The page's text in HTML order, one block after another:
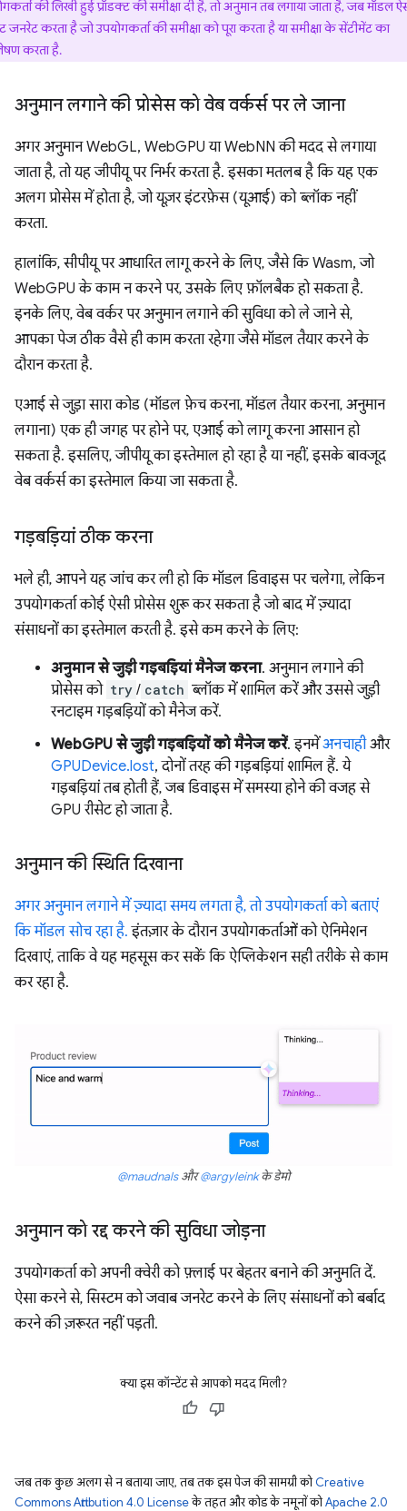
की लिखी हुई प्रॉडक्ट की समीक्षा दी है, तो अनुमान तब लगाया जाता है, जब मॉडल
जनरेट करता है जो उपयोगकर्ता की समीक्षा को पूरा करता है या समीक्षा के सेंटीमेंट का
करता है.
अनुमान लगाने की प्रोसेस को वेब वर्कर्स पर ले जाना
अगर अनुमान WebGL, WebGPU या WebNN की मदद से लगाया
जाता है, तो यह जीपीयू पर निर्भर करता है. इसका मतलब है कि यह एक
अलग प्रोसेस में होता है, जो यूज़र इंटरफ़ेस (यूआई) को ब्लॉक नहीं
करता.
हालांकि, सीपीयू पर आधारित लागू करने के लिए, जैसे कि Wasm, जो
WebGPU के काम न करने पर, उसके लिए फ़ॉलबैक हो सकता है.
इनके लिए, वेब वर्कर पर अनुमान लगाने की सुविधा को ले जाने से,
आपका पेज ठीक वैसे ही काम करता रहेगा जैसे मॉडल तैयार करने के
दौरान करता है.
एआई से जुड़ा सारा कोड (मॉडल फ़ेच करना, मॉडल तैयार करना, अनुमान
लगाना) एक ही जगह पर होने पर, एआई को लागू करना आसान हो
सकता है. इसलिए, जीपीयू का इस्तेमाल हो रहा है या नहीं, इसके बावजूद
वेब वर्कर्स का इस्तेमाल किया जा सकता है.
गड़बड़ियां ठीक करना
भले ही, आपने यह जांच कर ली हो कि मॉडल डिवाइस पर चलेगा, लेकिन
उपयोगकर्ता कोई ऐसी प्रोसेस शुरू कर सकता है जो बाद में ज़्यादा
संसाधनों का इस्तेमाल करती है. इसे कम करने के लिए:
अनुमान से जुड़ी गड़बड़ियां मैनेज करना. अनुमान लगाने की
प्रोसेस को try / catch ब्लॉक में शामिल करें और उससे जुड़ी
रनटाइम गड़बड़ियों को मैनेज करें.
WebGPU से जुड़ी गड़बड़ियों को मैनेज करें. इनमेंअनचाहीऔर
GPUDevice.lost, दोनों तरह की गड़बड़ियां शामिल हैं. ये
गड़बड़ियां तब होती हैं, जब डिवाइस में समस्या होने की वजह से
GPU रीसेट हो जाता है.
अनुमान की स्थिति दिखाना
अगर अनुमान लगाने में ज़्यादा समय लगता है, तो उपयोगकर्ता को बताएं
कि मॉडल सोच रहा है. इंतज़ार के दौरान उपयोगकर्ताओं को ऐनिमेशन
दिखाएं, ताकि वे यह महसूस कर सकें कि ऐप्लिकेशन सही तरीके से काम
कर रहा है.
@maudnalsऔर@argyleinkके डेमो
अनुमान को रद्द करने की सुविधा जोड़ना
उपयोगकर्ता को अपनी क्वेरी को फ़्लाई पर बेहतर बनाने की अनुमति दें.
ऐसा करने से, सिस्टम को जवाब जनरेट करने के लिए संसाधनों को बर्बाद
करने की ज़रूरत नहीं पड़ती.
क्या इस कॉन्टेंट से आपको मदद मिली?
जब तक कुछ अलग से न बताया जाए, तब तक इस पेज की सामग्री कोCreative
Commons Attribution 4.0 Licenseके तहत और कोड के नमूनों कोApache 2.0